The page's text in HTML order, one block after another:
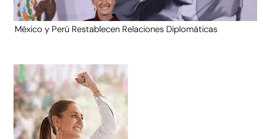
México y Perú Restablecen Relaciones Diplomáticas